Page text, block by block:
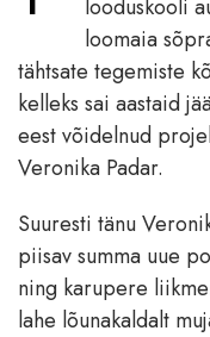
looduskooli
loomaia
tähtsate tegemiste
kelleks sai aastaid
eest võidelnud
Veronika Padar.
Suuresti tänu
piisav summa uue
ning karupere
lahe lõunakaldalt